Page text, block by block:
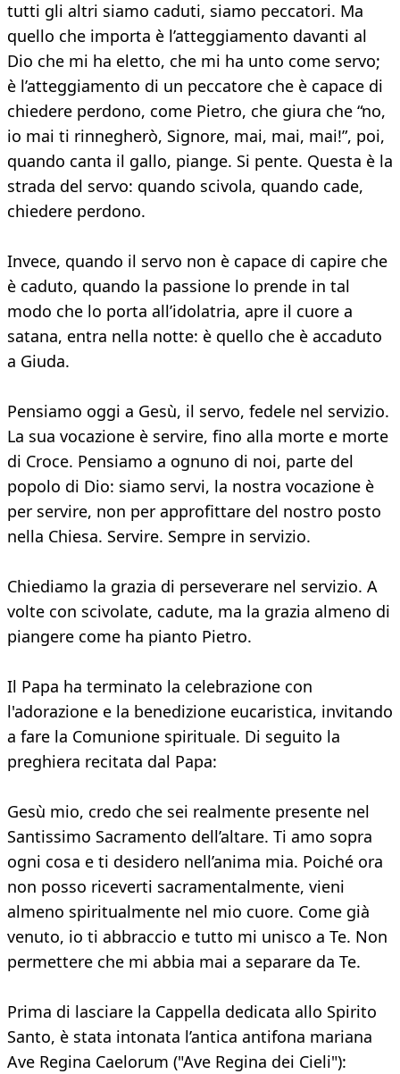
tutti gli altri siamo caduti, siamo peccatori. Ma
quello che importa è l’atteggiamento davanti al
Dio che mi ha eletto, che mi ha unto come servo;
è l’atteggiamento di un peccatore che è capace di
chiedere perdono, come Pietro, che giura che “no,
io mai ti rinnegherò, Signore, mai, mai, mai!”, poi,
quando canta il gallo, piange. Si pente. Questa è la
strada del servo: quando scivola, quando cade,
chiedere perdono.
Invece, quando il servo non è capace di capire che
è caduto, quando la passione lo prende in tal
modo che lo porta all’idolatria, apre il cuore a
satana, entra nella notte: è quello che è accaduto
a Giuda.
Pensiamo oggi a Gesù, il servo, fedele nel servizio.
La sua vocazione è servire, fino alla morte e morte
di Croce. Pensiamo a ognuno di noi, parte del
popolo di Dio: siamo servi, la nostra vocazione è
per servire, non per approfittare del nostro posto
nella Chiesa. Servire. Sempre in servizio.
Chiediamo la grazia di perseverare nel servizio. A
volte con scivolate, cadute, ma la grazia almeno di
piangere come ha pianto Pietro.
Il Papa ha terminato la celebrazione con
l'adorazione e la benedizione eucaristica, invitando
a fare la Comunione spirituale. Di seguito la
preghiera recitata dal Papa:
Gesù mio, credo che sei realmente presente nel
Santissimo Sacramento dell’altare. Ti amo sopra
ogni cosa e ti desidero nell’anima mia. Poiché ora
non posso riceverti sacramentalmente, vieni
almeno spiritualmente nel mio cuore. Come già
venuto, io ti abbraccio e tutto mi unisco a Te. Non
permettere che mi abbia mai a separare da Te.
Prima di lasciare la Cappella dedicata allo Spirito
Santo, è stata intonata l’antica antifona mariana
Ave Regina Caelorum ("Ave Regina dei Cieli"):